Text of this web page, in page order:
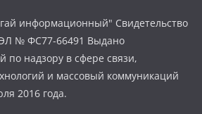
информационный" Свидетельство
№ ФС77-66491 Выдано
по надзору в сфере связи,
и массовый коммуникаций
2016 года.